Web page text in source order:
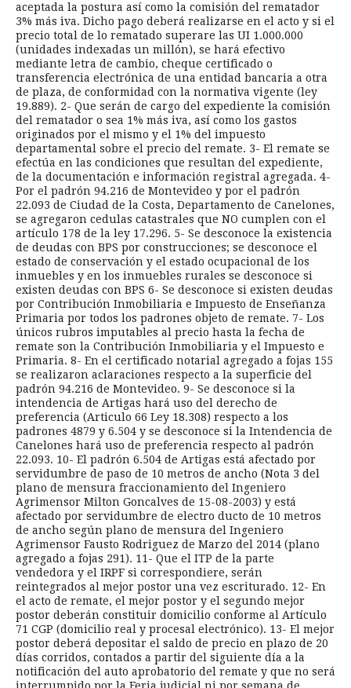
aceptada la postura así como la comisión del rematador
3% más iva. Dicho pago deberá realizarse en el acto y si el
precio total de lo rematado superare las UI 1.000.000
(unidades indexadas un millón), se hará efectivo
mediante letra de cambio, cheque certificado o
transferencia electrónica de una entidad bancaria a otra
de plaza, de conformidad con la normativa vigente (ley
19.889). 2- Que serán de cargo del expediente la comisión
del rematador o sea 1% más iva, así como los gastos
originados por el mismo y el 1% del impuesto
departamental sobre el precio del remate. 3- El remate se
efectúa en las condiciones que resultan del expediente,
de la documentación e información registral agregada. 4-
Por el padrón 94.216 de Montevideo y por el padrón
22.093 de Ciudad de la Costa, Departamento de Canelones,
se agregaron cedulas catastrales que NO cumplen con el
artículo 178 de la ley 17.296. 5- Se desconoce la existencia
de deudas con BPS por construcciones; se desconoce el
estado de conservación y el estado ocupacional de los
inmuebles y en los inmuebles rurales se desconoce si
existen deudas con BPS 6- Se desconoce si existen deudas
por Contribución Inmobiliaria e Impuesto de Enseñanza
Primaria por todos los padrones objeto de remate. 7- Los
únicos rubros imputables al precio hasta la fecha de
remate son la Contribución Inmobiliaria y el Impuesto e
Primaria. 8- En el certificado notarial agregado a fojas 155
se realizaron aclaraciones respecto a la superficie del
padrón 94.216 de Montevideo. 9- Se desconoce si la
intendencia de Artigas hará uso del derecho de
preferencia (Articulo 66 Ley 18.308) respecto a los
padrones 4879 y 6.504 y se desconoce si la Intendencia de
Canelones hará uso de preferencia respecto al padrón
22.093. 10- El padrón 6.504 de Artigas está afectado por
servidumbre de paso de 10 metros de ancho (Nota 3 del
plano de mensura fraccionamiento del Ingeniero
Agrimensor Milton Goncalves de 15-08-2003) y está
afectado por servidumbre de electro ducto de 10 metros
de ancho según plano de mensura del Ingeniero
Agrimensor Fausto Rodriguez de Marzo del 2014 (plano
agregado a fojas 291). 11- Que el ITP de la parte
vendedora y el IRPF si correspondiere, serán
reintegrados al mejor postor una vez escriturado. 12- En
el acto de remate, el mejor postor y el segundo mejor
postor deberán constituir domicilio conforme al Artículo
71 CGP (domicilio real y procesal electrónico). 13- El mejor
postor deberá depositar el saldo de precio en plazo de 20
días corridos, contados a partir del siguiente día a la
notificación del auto aprobatorio del remate y que no será
interrumpido por la Feria judicial ni por semana de